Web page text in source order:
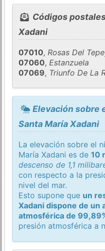
Códigos
Xadani
07010, Rosas Del
07060, Estanzuela
07069, Triunfo De La
Elevación sobre
Santa María Xadani
La elevación sobre el
María Xadani es de10
descenso de 1,1
con respecto a la
nivel del mar.
Esto supone que un
Xadani dispone de un
atmosférica de
presión atmosférica a